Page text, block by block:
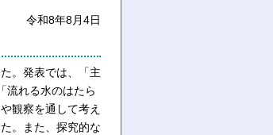
令和8年8月4日
。発表では、「主
流れる水のはたら
観察を通して考え
。また、探究的な